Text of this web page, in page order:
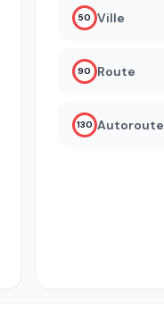
50 Ville
90 Route
130 Autoroute